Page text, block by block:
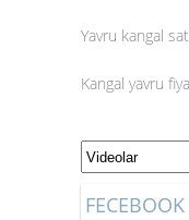
Yavru kangal
Kangal yavru